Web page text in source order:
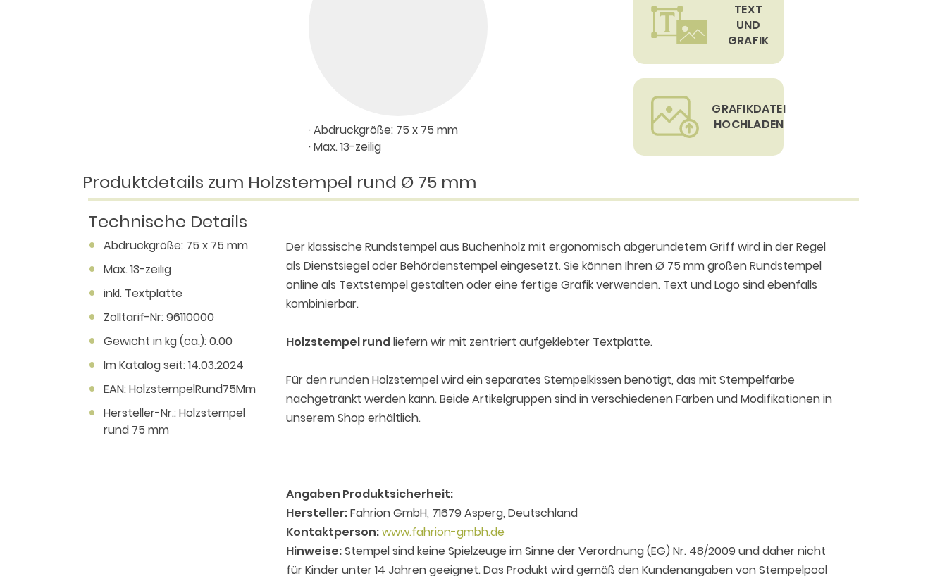
· Abdruckgröße: 75 x 75 mm
· Max. 13-zeilig
TEXT
UND
GRAFIK
GRAFIKDATEI
HOCHLADEN
Produktdetails zum Holzstempel rund Ø 75 mm
Technische Details
Abdruckgröße: 75 x 75 mm
Max. 13-zeilig
inkl. Textplatte
Zolltarif-Nr: 96110000
Gewicht in kg (ca.): 0.00
Im Katalog seit: 14.03.2024
EAN: HolzstempelRund75Mm
Hersteller-Nr.: Holzstempel
rund 75 mm
Der klassische Rundstempel aus Buchenholz mit ergonomisch abgerundetem Griff wird in der Regel
als Dienstsiegel oder Behördenstempel eingesetzt. Sie können Ihren Ø 75 mm großen Rundstempel
online als Textstempel gestalten oder eine fertige Grafik verwenden. Text und Logo sind ebenfalls
kombinierbar.
Holzstempel rundliefern wir mit zentriert aufgeklebter Textplatte.
Für den runden Holzstempel wird ein separates Stempelkissen benötigt, das mit Stempelfarbe
nachgetränkt werden kann. Beide Artikelgruppen sind in verschiedenen Farben und Modifikationen in
unserem Shop erhältlich.
Angaben Produktsicherheit:
Hersteller:Fahrion GmbH, 71679 Asperg, Deutschland
Kontaktperson:www.fahrion-gmbh.de
Hinweise:Stempel sind keine Spielzeuge im Sinne der Verordnung (EG) Nr. 48/2009 und daher nicht
für Kinder unter 14 Jahren geeignet. Das Produkt wird gemäß den Kundenangaben von Stempelpool